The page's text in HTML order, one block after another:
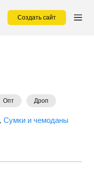
Создать сайт
Опт Дроп
Сумки и чемоданы